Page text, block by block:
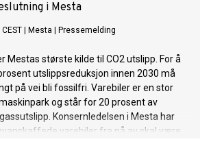
i Mesta
Mesta Pressemelding
Mestas største kilde til CO2 utslipp. For å
utslippsreduksjon innen 2030 må
på vei bli fossilfri. Varebiler er en stor
og står for 20 prosent av
Konsernledelsen i Mesta har
varebiler fra nå av skal være